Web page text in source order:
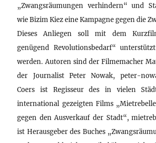
„Zwangsräumungen verhindern“ und
wie Bizim Kiez eine Kampagne gegen die
Dieses Anliegen soll mit dem
genügend Revolutionsbedarf“
werden. Autoren sind der Filmemacher
der Journalist Peter Nowak, peter-
Coers ist Regisseur des in vielen
international gezeigten Films
gegen den Ausverkauf der Stadt“,
ist Herausgeber des Buches